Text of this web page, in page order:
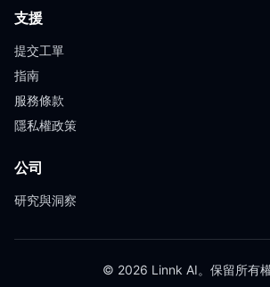
支援
提交工單
指南
服務條款
隱私權政策
公司
研究與洞察
© 2026 Linnk AI。保留所有權